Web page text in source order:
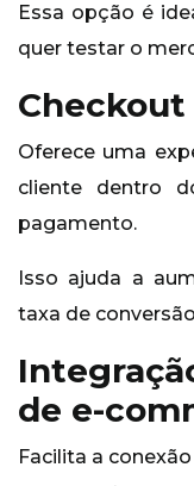
Essa opção é
quer testar o
Oferece uma
cliente dentro
pagamento.
Isso ajuda a
taxa de
de e-
Facilita a